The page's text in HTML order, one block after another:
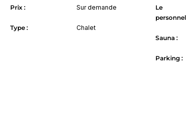
Prix : Sur demande
Type : Chalet
Le
personnel
Sauna :
Parking :